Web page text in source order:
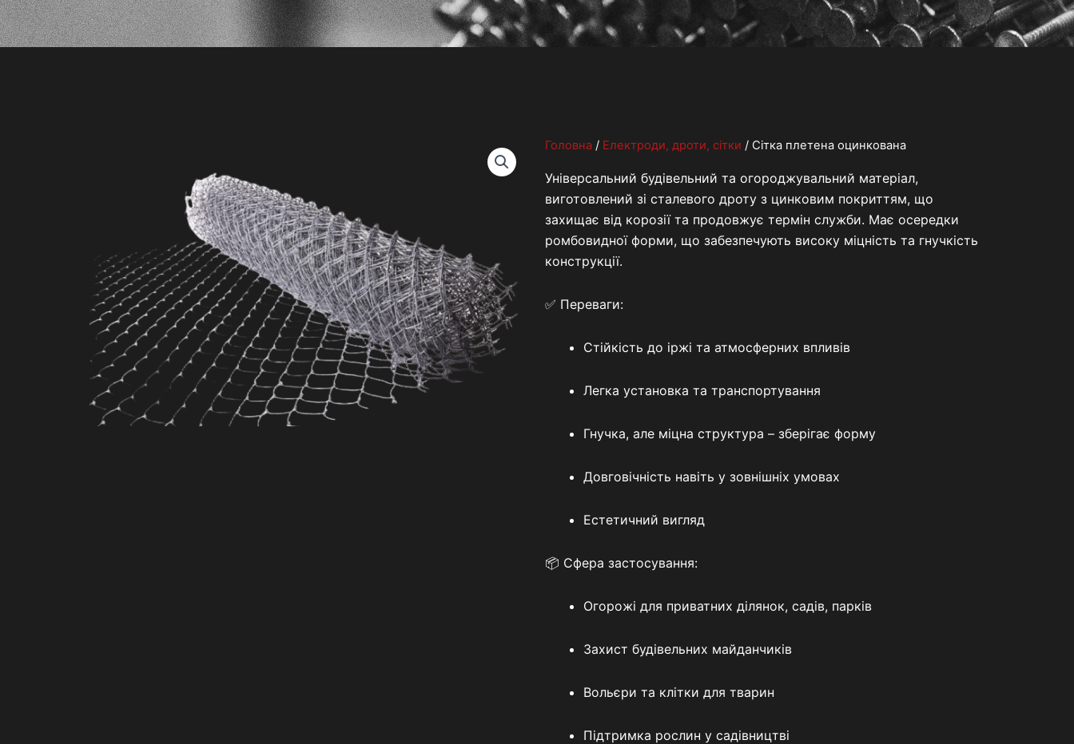
Головна / Електроди, дроти, сітки / Сітка плетена оцинкована
Універсальний будівельний та огороджувальний матеріал,
виготовлений зі сталевого дроту з цинковим покриттям, що
захищає від корозії та продовжує термін служби. Має осередки
ромбовидної форми, що забезпечують високу міцність та гнучкість
конструкції.
✅ Переваги:
Стійкість до іржі та атмосферних впливів
Легка установка та транспортування
Гнучка, але міцна структура – зберігає форму
Довговічність навіть у зовнішніх умовах
Естетичний вигляд
📦 Сфера застосування:
Огорожі для приватних ділянок, садів, парків
Захист будівельних майданчиків
Вольєри та клітки для тварин
Підтримка рослин у садівництві